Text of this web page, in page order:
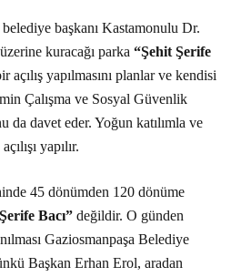
başkanı Kastamonulu Dr.
kuracağı parka“Şehit Şerife
açılış yapılmasını planlar ve kendisi
Çalışma ve Sosyal Güvenlik
da davet eder. Yoğun katılımla ve
yapılır.
45 dönümden 120 dönüme
Bacı” değildir. O günden
Gaziosmanpaşa Belediye
Başkan Erhan Erol, aradan